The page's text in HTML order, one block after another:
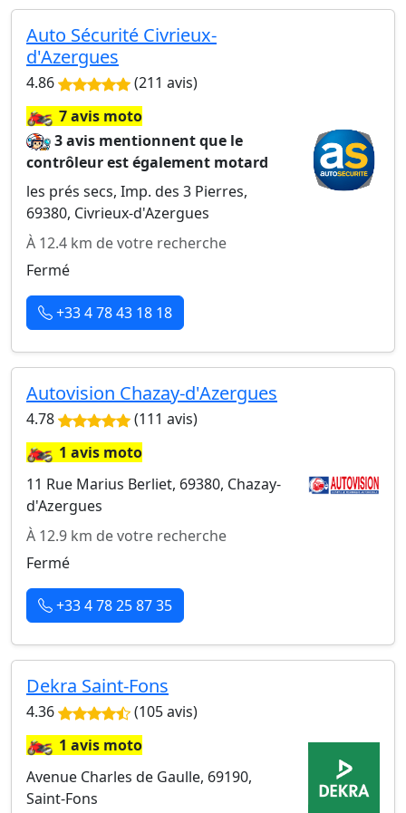
Auto Sécurité Civrieux-
d'Azergues
4.86 (211 avis)
🏍️7 avis moto
3 avis mentionnent que le
contrôleur est également motard
les prés secs, Imp. des 3 Pierres,
69380, Civrieux-d'Azergues
À 12.4 km de votre recherche
Fermé
+33 4 78 43 18 18
Autovision Chazay-d'Azergues
4.78 (111 avis)
🏍️1 avis moto
11 Rue Marius Berliet, 69380, Chazay-
d'Azergues
À 12.9 km de votre recherche
Fermé
+33 4 78 25 87 35
Dekra Saint-Fons
4.36 (105 avis)
🏍️1 avis moto
Avenue Charles de Gaulle, 69190,
Saint-Fons